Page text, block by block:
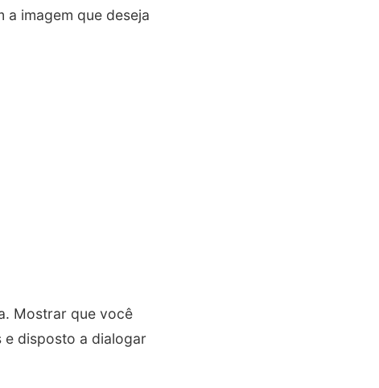
imagem que deseja
Mostrar que você
e disposto a dialogar